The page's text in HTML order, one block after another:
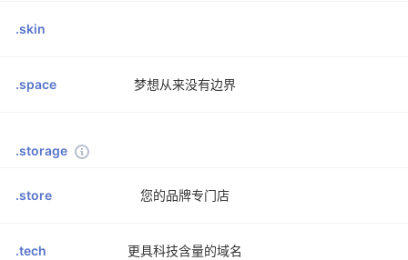
.skin
.space 梦想从来没有边界
.storage
.store 您的品牌专门店
.tech 更具科技含量的域名